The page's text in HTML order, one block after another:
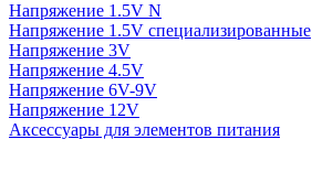
Напряжение 1.5V N
Напряжение 1.5V специализированные
Напряжение 3V
Напряжение 4.5V
Напряжение 6V-9V
Напряжение 12V
Аксессуары для элементов питания